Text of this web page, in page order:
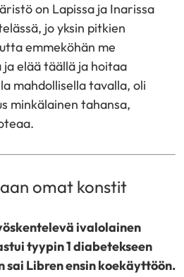
on Lapissa ja Inarissa
jo yksin pitkien
emmeköhän me
ja elää täällä ja hoitaa
mahdollisella tavalla, oli
minkälainen tahansa,
omat konstit
ivalolainen
tyypin 1 diabetekseen
sai Libren ensin koekäyttöön.